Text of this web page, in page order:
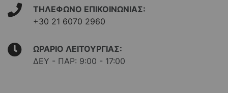
ΤΗΛΕΦΩΝΟ ΕΠΙΚΟΙΝΩΝΙΑΣ:
+30 21 6070 2960
ΩΡΑΡΙΟ ΛΕΙΤΟΥΡΓΙΑΣ:
ΔΕΥ - ΠΑΡ: 9:00 - 17:00